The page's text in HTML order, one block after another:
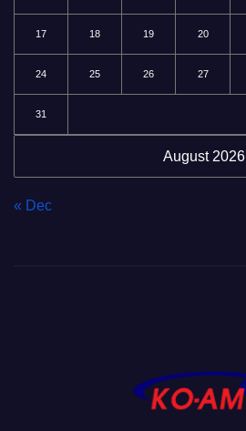
August 2026
17 18 19 20
24 25 26 27
31
« Dec